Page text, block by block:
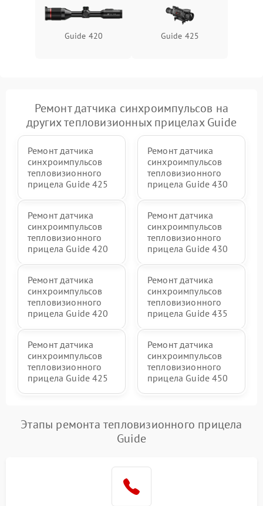
Guide 420 Guide 425
Ремонт датчика синхроимпульсов на
других тепловизионных прицелах Guide
Ремонт датчика
синхроимпульсов
тепловизионного
прицела Guide 425
Ремонт датчика
синхроимпульсов
тепловизионного
прицела Guide 430
Ремонт датчика
синхроимпульсов
тепловизионного
прицела Guide 420
Ремонт датчика
синхроимпульсов
тепловизионного
прицела Guide 430
Ремонт датчика
синхроимпульсов
тепловизионного
прицела Guide 420
Ремонт датчика
синхроимпульсов
тепловизионного
прицела Guide 435
Ремонт датчика
синхроимпульсов
тепловизионного
прицела Guide 425
Ремонт датчика
синхроимпульсов
тепловизионного
прицела Guide 450
Этапы ремонта тепловизионного прицела
Guide